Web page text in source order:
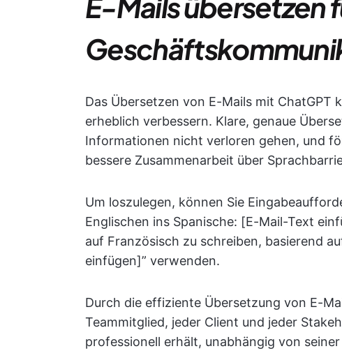
Das Übersetzen von E-Mails mit ChatGPT
erheblich verbessern. Klare, genaue
Informationen nicht verloren gehen, und
bessere Zusammenarbeit über
Um loszulegen, können Sie
Englischen ins Spanische: [E-Mail-Text
auf Französisch zu schreiben, basierend
einfügen]” verwenden.
Durch die effiziente Übersetzung von E-
Teammitglied, jeder Client und jeder
professionell erhält, unabhängig von